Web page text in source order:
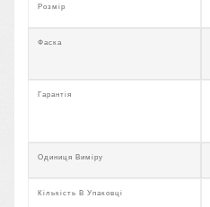
Розмір
Фаска
Гарантія
Одиниця Виміру
Кількість В Упаковці